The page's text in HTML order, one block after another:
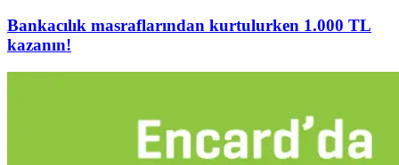
Bankacılık masraflarından kurtulurken 1.000 TL
kazanın!